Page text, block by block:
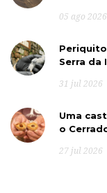
05 ago 2026
Serra da
31 jul 2026
Uma
o
27 jul 2026